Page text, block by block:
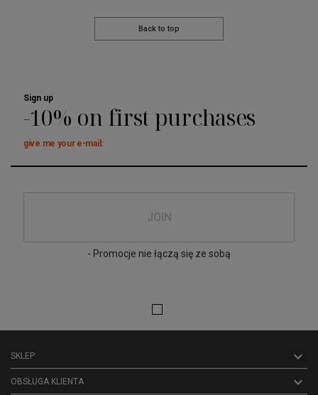
Back to top
Sign up
-10% on first purchases
give me your e-mail:
JOIN
- Promocje nie łączą się ze sobą
SKLEP 
OBSŁUGA KLIENTA 